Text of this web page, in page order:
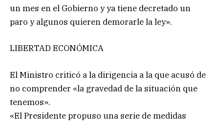
un mes en el Gobierno y ya tiene decretado un
paro y algunos quieren demorarle la ley».
LIBERTAD ECONÓMICA
El Ministro criticó a la dirigencia a la que acusó de
no comprender «la gravedad de la situación que
tenemos».
«El Presidente propuso una serie de medidas